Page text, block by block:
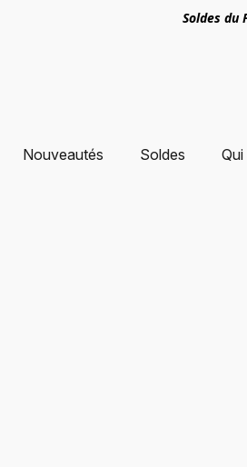
Soldes du
Nouveautés Soldes